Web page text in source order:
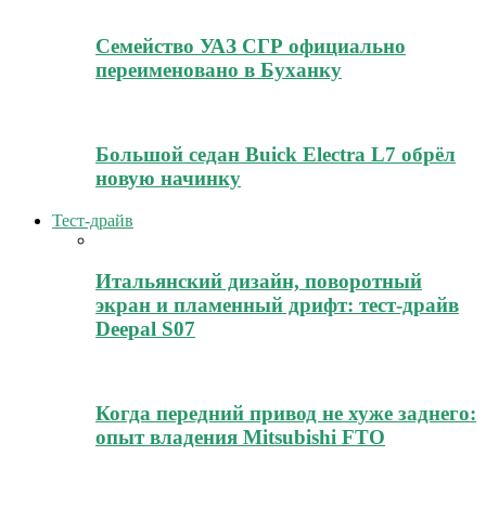
Семейство УАЗ СГР официально
переименовано в Буханку
Большой седан Buick Electra L7 обрёл
новую начинку
Тест-драйв
Итальянский дизайн, поворотный
экран и пламенный дрифт: тест-драйв
Deepal S07
Когда передний привод не хуже заднего:
опыт владения Mitsubishi FTO